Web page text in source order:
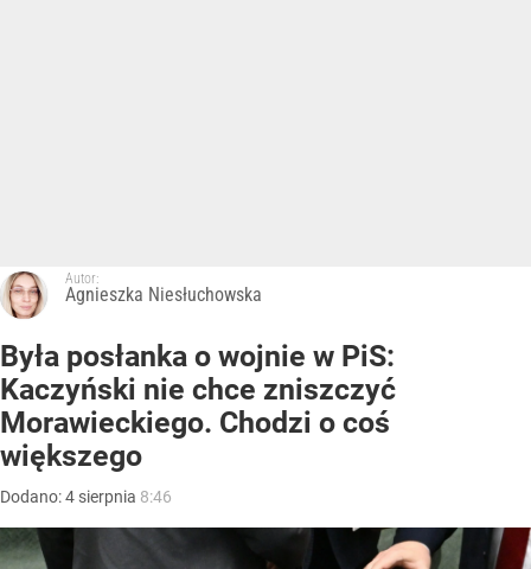
Autor:
Agnieszka Niesłuchowska
Była posłanka o wojnie w PiS:
Kaczyński nie chce zniszczyć
Morawieckiego. Chodzi o coś
większego
Dodano:4 sierpnia 8:46